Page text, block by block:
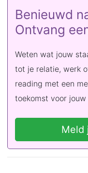
Benieuwd
Ontvang
Weten wat jouw
tot je relatie, werk
reading met een
toekomst voor
Meld